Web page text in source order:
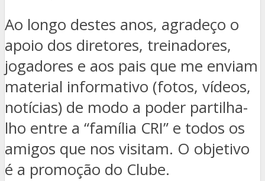
Ao longo destes anos, agradeço o
apoio dos diretores, treinadores,
jogadores e aos pais que me enviam
material informativo (fotos, vídeos,
notícias) de modo a poder partilha-
lho entre a “família CRI” e todos os
amigos que nos visitam. O objetivo
é a promoção do Clube.